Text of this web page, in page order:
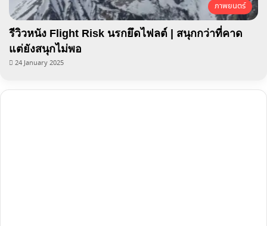
ภาพยนตร์
รีวิวหนัง Flight Risk นรกยึดไฟลต์ | สนุกกว่าที่คาด
แต่ยังสนุกไม่พอ
24 January 2025